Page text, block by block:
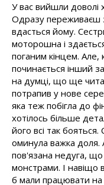
У вас вийшли доволі
Одразу переживаєш
вдасться йому.
моторошна і
поганим кінцем.
починається інший
на думці, що ще
потрапив у нове
яка теж побігла до
хотілось більше
його всі так
оминула важка
пов'язана недуга, що
монстрами. І навіщо
б мали працювати на